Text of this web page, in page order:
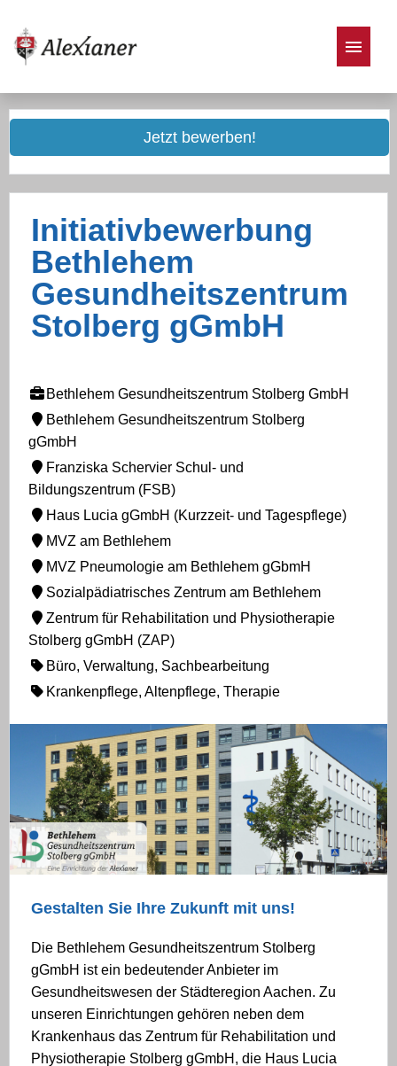
Stellenangebote
Jetzt bewerben!
Initiativbewerbung
Bethlehem
Gesundheitszentrum
Stolberg gGmbH
Bethlehem Gesundheitszentrum Stolberg GmbH
Bethlehem Gesundheitszentrum Stolberg
gGmbH
Franziska Schervier Schul- und
Bildungszentrum (FSB)
Haus Lucia gGmbH (Kurzzeit- und Tagespflege)
MVZ am Bethlehem
MVZ Pneumologie am Bethlehem gGbmH
Sozialpädiatrisches Zentrum am Bethlehem
Zentrum für Rehabilitation und Physiotherapie
Stolberg gGmbH (ZAP)
Büro, Verwaltung, Sachbearbeitung
Krankenpflege, Altenpflege, Therapie
Gestalten Sie Ihre Zukunft mit uns!
Die Bethlehem Gesundheitszentrum Stolberg
gGmbH ist ein bedeutender Anbieter im
Gesundheitswesen der Städteregion Aachen. Zu
unseren Einrichtungen gehören neben dem
Krankenhaus das Zentrum für Rehabilitation und
Physiotherapie Stolberg gGmbH, die Haus Lucia